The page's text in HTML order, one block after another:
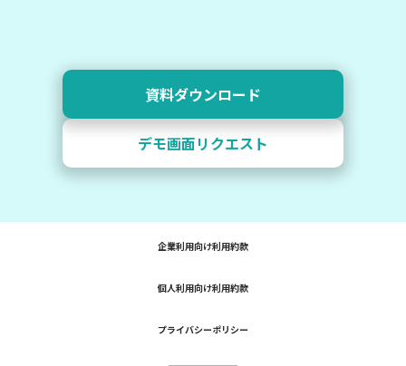
デモ画面リクエスト
資料ダウンロード
企業利用向け利用約款
個人利用向け利用約款
プライバシーポリシー